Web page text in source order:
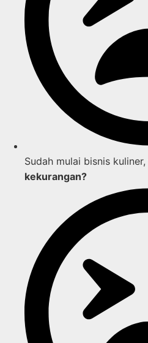
Sudah mulai bisnis kuliner,
kekurangan?